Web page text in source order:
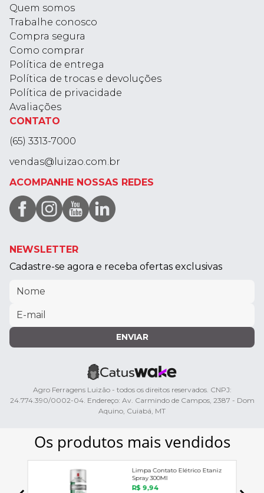
Quem somos
Trabalhe conosco
Compra segura
Como comprar
Política de entrega
Política de trocas e devoluções
Política de privacidade
Avaliações
CONTATO
(65) 3313-7000
vendas@luizao.com.br
ACOMPANHE NOSSAS REDES
NEWSLETTER
Cadastre-se agora e receba ofertas exclusivas
ENVIAR
Agro Ferragens Luizão - todos os direitos reservados. CNPJ:
24.774.390/0002-04. Endereço: Av. Carmindo de Campos, 2387 - Dom
Aquino, Cuiabá, MT